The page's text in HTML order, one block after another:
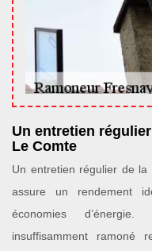
Un entretien
Le Comte
Un entretien régulier de
assure un rendement
économies
insuffisamment